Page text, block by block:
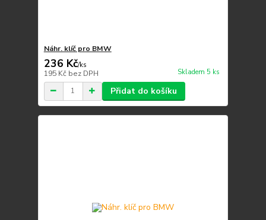
Náhr. klíč pro BMW
236 Kč/ks
195 Kč bez DPH Skladem 5 ks
Přidat do košíku